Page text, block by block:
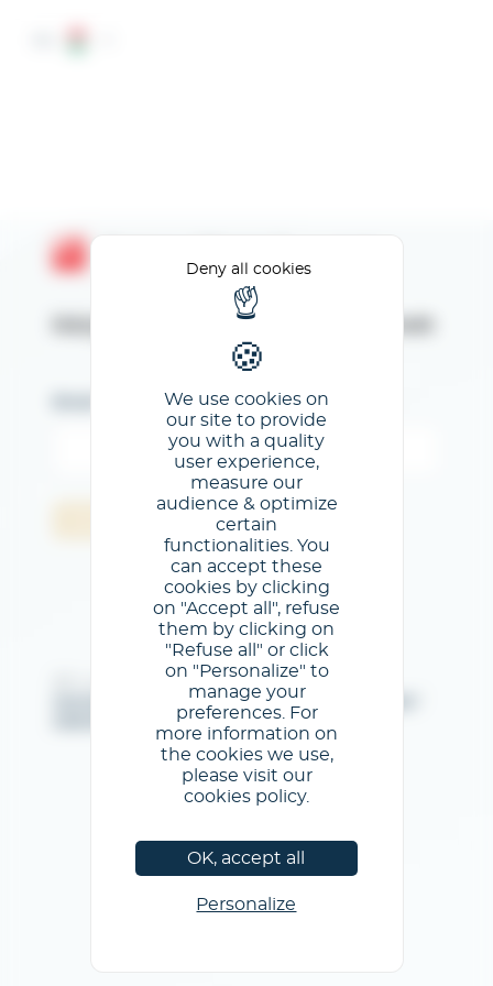
Kérjük, adja meg az e-mail címét
@GL events - Tous droits réservés
az Általános Szertődési Feltételeket
Adatvédelmi szabályzat /Cookie szabályzat
We use cookies on
our site to provide
you with a quality
user experience,
measure our
audience & optimize
certain
functionalities. You
can accept these
cookies by clicking
on "Accept all", refuse
them by clicking on
"Refuse all" or click
on "Personalize" to
manage your
preferences. For
more information on
the cookies we use,
please visit our
cookies policy.
OK, accept all
Deny all cookies
Personalize